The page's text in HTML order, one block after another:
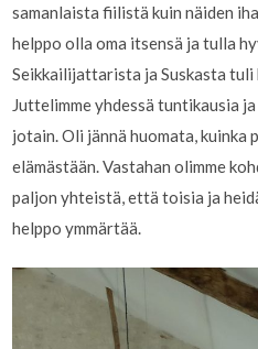
samanlaista fiilistä kuin näiden
helppo olla oma itsensä ja tulla
Seikkailijattarista ja Suskasta tuli
Juttelimme yhdessä tuntikausia
jotain. Oli jännä huomata, kuinka
elämästään. Vastahan olimme
paljon yhteistä, että toisia ja
helppo ymmärtää.